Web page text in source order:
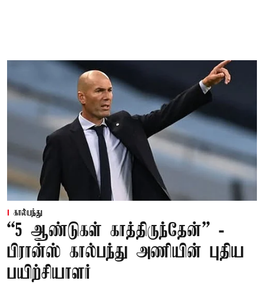
கால்பந்து
“5 ஆண்டுகள் காத்திருந்தேன்” -
பிரான்ஸ் கால்பந்து அணியின் புதிய
பயிற்சியாளர்